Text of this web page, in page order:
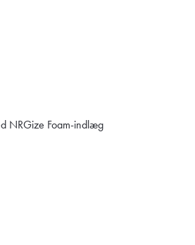
NRGize Foam-indlæg